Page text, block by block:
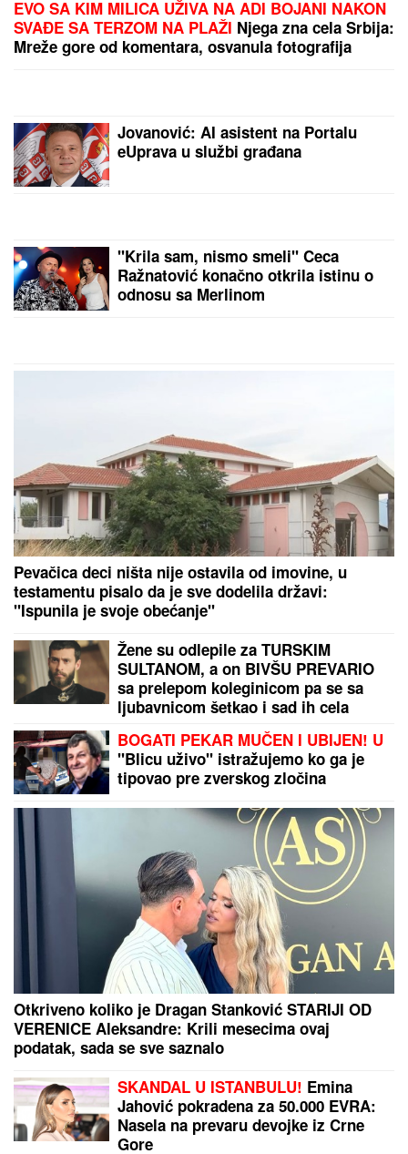
JANJUŠ SA ĆERKOM NA ADI BOJANIProvodio se
na plaži sa Milicom Veličković, pa pokazao ŠTA
RADE KRUNA I ON: U prvom planu tetovaža koju je
"STEFANI MI BRANI DA VIDIM
(VIDEO)
EKSKLUZIVNI PAPARACO BRENE
Viktorova devojka bez šminke
EVO SA KIM MILICA UŽIVA NA ADI BOJANI NAKON
SVAĐE SA TERZOM NA PLAŽI
Njega zna cela Srbija:
Mreže gore od komentara, osvanula fotografija
Jovanović: AI asistent na Portalu
eUprava u službi građana
"Krila sam, nismo smeli" Ceca
Ražnatović konačno otkrila istinu o
odnosu sa Merlinom